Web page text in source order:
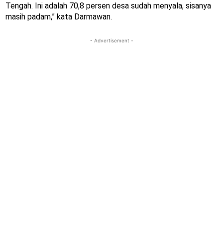
Tengah. Ini adalah 70,8 persen desa sudah menyala, sisanya
masih padam,” kata Darmawan.
- Advertisement -